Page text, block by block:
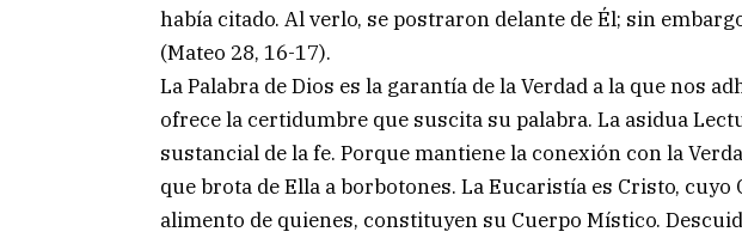
había citado. Al verlo, se postraron delante de Él; sin
(Mateo 28, 16-17).
La Palabra de Dios es la garantía de la Verdad a la que nos
ofrece la certidumbre que suscita su palabra. La asidua
sustancial de la fe. Porque mantiene la conexión con la
que brota de Ella a borbotones. La Eucaristía es Cristo,
alimento de quienes, constituyen su Cuerpo Místico.